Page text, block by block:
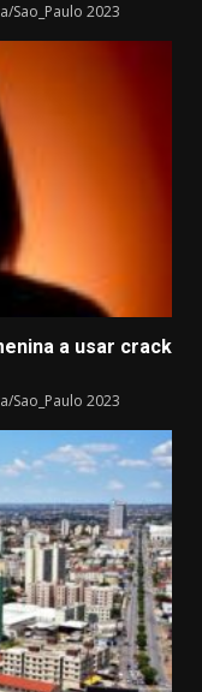
Sao_Paulo 2023
a usar crack
Sao_Paulo 2023